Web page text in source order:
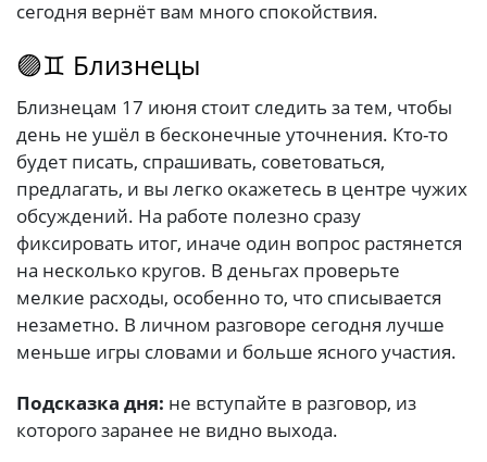
сегодня вернёт вам много спокойствия.
🟣♊ Близнецы
Близнецам 17 июня стоит следить за тем, чтобы
день не ушёл в бесконечные уточнения. Кто-то
будет писать, спрашивать, советоваться,
предлагать, и вы легко окажетесь в центре чужих
обсуждений. На работе полезно сразу
фиксировать итог, иначе один вопрос растянется
на несколько кругов. В деньгах проверьте
мелкие расходы, особенно то, что списывается
незаметно. В личном разговоре сегодня лучше
меньше игры словами и больше ясного участия.
Подсказка дня: не вступайте в разговор, из
которого заранее не видно выхода.